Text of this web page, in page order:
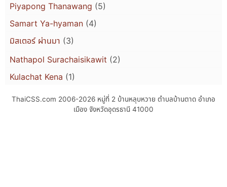
Piyapong Thanawang (5)
Samart Ya-hyaman (4)
มิสเตอร์ ผ่านมา (3)
Nathapol Surachaisikawit (2)
Kulachat Kena (1)
ThaiCSS.com 2006-2026 หมู่ที่ 2 บ้านหลุบหวาย ตำบลบ้านตาด อำเภอ
เมือง จังหวัดอุดรธานี 41000